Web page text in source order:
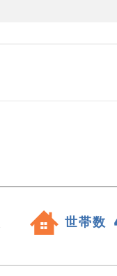
世帯数